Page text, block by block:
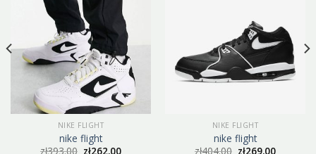
NIKE FLIGHT
nike flight
zł393.00 zł262.00
NIKE FLIGHT
nike flight
zł404.00 zł269.00